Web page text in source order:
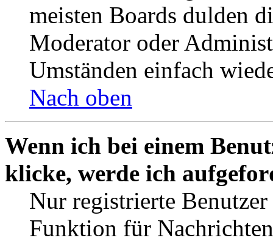
meisten Boards dulden
Moderator oder
Umständen einfach
Nach oben
Wenn ich bei einem
klicke, werde ich
Nur registrierte
Funktion für